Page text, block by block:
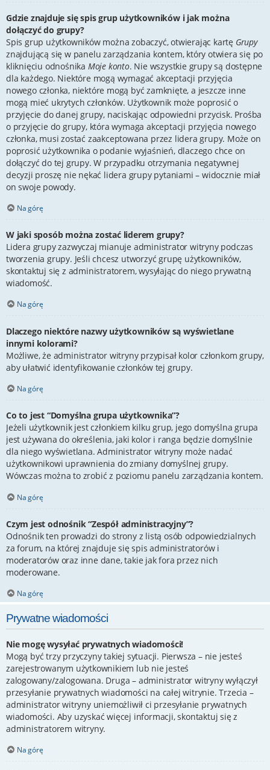
Gdzie znajduje się spis grup użytkowników i jak można
dołączyć do grupy?
Spis grup użytkowników można zobaczyć, otwierając kartę Grupy
znajdującą się w panelu zarządzania kontem, który otwiera się po
kliknięciu odnośnika Moje konto. Nie wszystkie grupy są dostępne
dla każdego. Niektóre mogą wymagać akceptacji przyjęcia
nowego członka, niektóre mogą być zamknięte, a jeszcze inne
mogą mieć ukrytych członków. Użytkownik może poprosić o
przyjęcie do danej grupy, naciskając odpowiedni przycisk. Prośba
o przyjęcie do grupy, która wymaga akceptacji przyjęcia nowego
członka, musi zostać zaakceptowana przez lidera grupy. Może on
poprosić użytkownika o podanie wyjaśnień, dlaczego chce on
dołączyć do tej grupy. W przypadku otrzymania negatywnej
decyzji proszę nie nękać lidera grupy pytaniami – widocznie miał
on swoje powody.
Na górę
W jaki sposób można zostać liderem grupy?
Lidera grupy zazwyczaj mianuje administrator witryny podczas
tworzenia grupy. Jeśli chcesz utworzyć grupę użytkowników,
skontaktuj się z administratorem, wysyłając do niego prywatną
wiadomość.
Na górę
Dlaczego niektóre nazwy użytkowników są wyświetlane
innymi kolorami?
Możliwe, że administrator witryny przypisał kolor członkom grupy,
aby ułatwić identyfikowanie członków tej grupy.
Na górę
Co to jest “Domyślna grupa użytkownika”?
Jeżeli użytkownik jest członkiem kilku grup, jego domyślna grupa
jest używana do określenia, jaki kolor i ranga będzie domyślnie
dla niego wyświetlana. Administrator witryny może nadać
użytkownikowi uprawnienia do zmiany domyślnej grupy.
Wówczas można to zrobić z poziomu panelu zarządzania kontem.
Na górę
Czym jest odnośnik “Zespół administracyjny”?
Odnośnik ten prowadzi do strony z listą osób odpowiedzialnych
za forum, na której znajduje się spis administratorów i
moderatorów oraz inne dane, takie jak fora przez nich
moderowane.
Na górę
Prywatne wiadomości
Nie mogę wysyłać prywatnych wiadomości!
Mogą być trzy przyczyny takiej sytuacji. Pierwsza – nie jesteś
zarejestrowanym użytkownikiem lub nie jesteś
zalogowany/zalogowana. Druga – administrator witryny wyłączył
przesyłanie prywatnych wiadomości na całej witrynie. Trzecia –
administrator witryny uniemożliwił ci przesyłanie prywatnych
wiadomości. Aby uzyskać więcej informacji, skontaktuj się z
administratorem witryny.
Na górę